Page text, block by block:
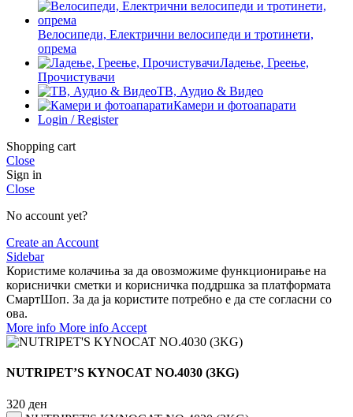
Велосипеди, Електрични велосипеди и тротинети,
опрема
Ладење, Греење,
Прочистувачи
ТВ, Аудио & Видео
Камери и фотоапарати
Login / Register
Shopping cart
Close
Sign in
Close
No account yet?
Create an Account
Sidebar
Користиме колачиња за да овозможиме функционирање на
кориснички сметки и корисничка поддршка за платформата
СмартШоп. За да ја користите потребно е да сте согласни со
ова.
More info More info Accept
NUTRIPET’S KYNOCAT NO.4030 (3KG)
320 ден